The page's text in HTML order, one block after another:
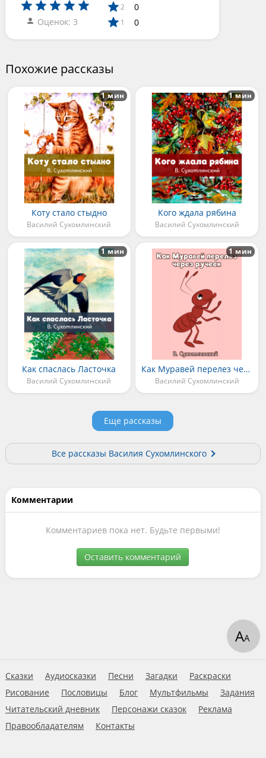
Оценок: 3
2 0
1 0
Похожие рассказы
Коту стало стыдно
Василий Сухомлинский
1 мин
Кого ждала рябина
Василий Сухомлинский
1 мин
Как спаслась Ласточка
Василий Сухомлинский
1 мин
Как Муравей перелез через ручеек
Василий Сухомлинский
1 мин
Еще рассказы
Все рассказы Василия Сухомлинского
Комментарии
Комментариев пока нет. Будьте первыми!
Оставить комментарий
Сказки Аудиосказки Песни Загадки
Раскраски
Рисование
Пословицы Блог Мультфильмы
Задания
Читательский дневник
Персонажи сказок
Реклама
Правообладателям
Контакты
АА